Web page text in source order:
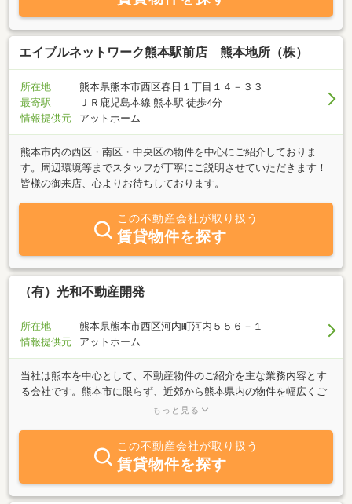
エイブルネットワーク熊本駅前店 熊本地所（株）
所在地
熊本県熊本市西区春日１丁目１４－３３
最寄駅
ＪＲ鹿児島本線 熊本駅 徒歩4分
情報提供元
アットホーム
熊本市内の西区・南区・中央区の物件を中心にご紹介しておりま
す。周辺環境等までスタッフが丁寧にご説明させていただきます！
皆様の御来店、心よりお待ちしております。
この不動産会社が取り扱う
賃貸物件を探す
（有）光和不動産開発
所在地
熊本県熊本市西区河内町河内５５６－１
情報提供元
アットホーム
当社は熊本を中心として、不動産物件のご紹介を主な業務内容とす
る会社です。熊本市に限らず、近郊から熊本県内の物件を幅広くご
相談ください。お客様のご要望に併せたスピーディな対応を心掛け
も自社にて施工致します。各種、スタッフが親身になってご要望に
お答え致しますので、まずはお気軽にご相談ください。
もっと見る
この不動産会社が取り扱う
賃貸物件を探す